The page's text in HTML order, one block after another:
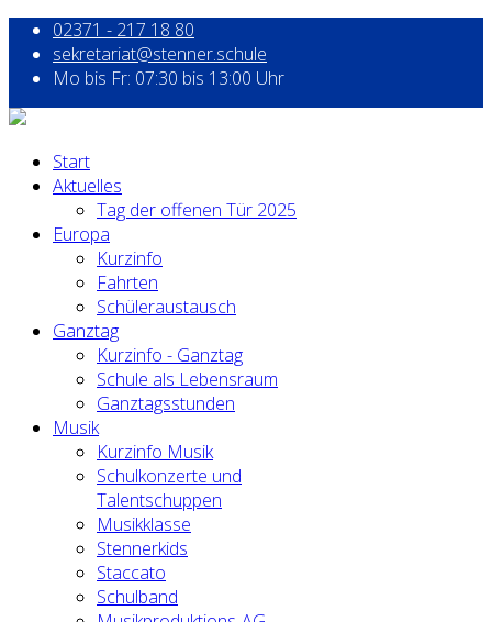
02371 - 217 18 80
sekretariat@stenner.schule
Mo bis Fr: 07:30 bis 13:00 Uhr
Start
Aktuelles
Tag der offenen Tür 2025
Europa
Kurzinfo
Fahrten
Schüleraustausch
Ganztag
Kurzinfo - Ganztag
Schule als Lebensraum
Ganztagsstunden
Musik
Kurzinfo Musik
Schulkonzerte und
Talentschuppen
Musikklasse
Stennerkids
Staccato
Schulband